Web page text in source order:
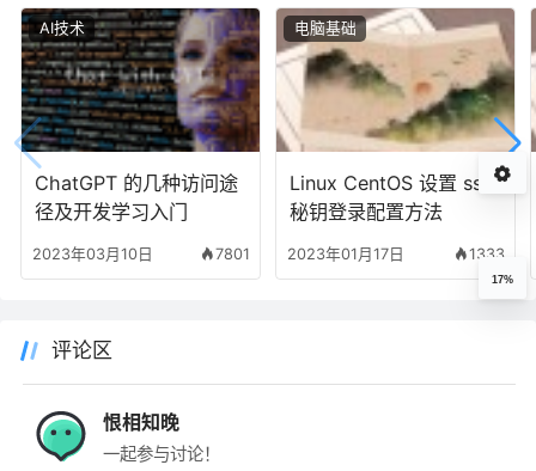
ChatGPT 的几种访问途
径及开发学习入门
2023年03月10日 7801
AI技术
Linux CentOS 设置 ssh
秘钥登录配置方法
2023年01月17日 1333
电脑基础
评论区
恨相知晚
一起参与讨论！
17%